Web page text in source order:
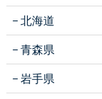
北海道
青森県
岩手県